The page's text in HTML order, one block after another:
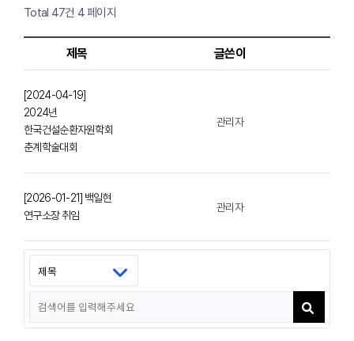
Total 47건 4 페이지
제목 글쓴이
[2024-04-19]
2024년
한국건설순환자원학회
춘계학술대회
관리자
[2026-01-21] 백일현
연구소장 취임
관리자